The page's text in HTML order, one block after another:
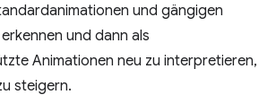
und gängigen
und dann als
Animationen neu zu interpretieren,
steigern.